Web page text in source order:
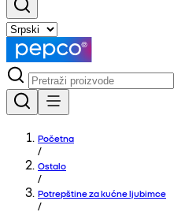
Početna
/
Ostalo
/
Potrepštine za kućne ljubimce
/